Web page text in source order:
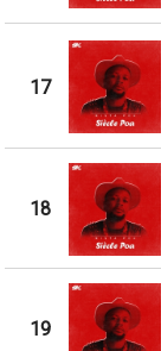
17
18
19